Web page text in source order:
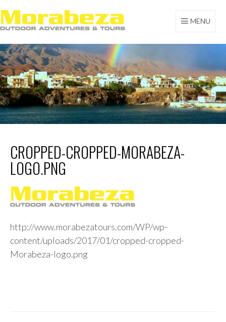
to
content
MORABEZA TOURS
MENU
CROPPED-CROPPED-MORABEZA-
LOGO.PNG
http://www.morabezatours.com/WP/wp-
content/uploads/2017/01/cropped-cropped-
Morabeza-logo.png